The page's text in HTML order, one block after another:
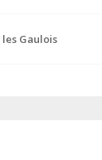
Gaulois